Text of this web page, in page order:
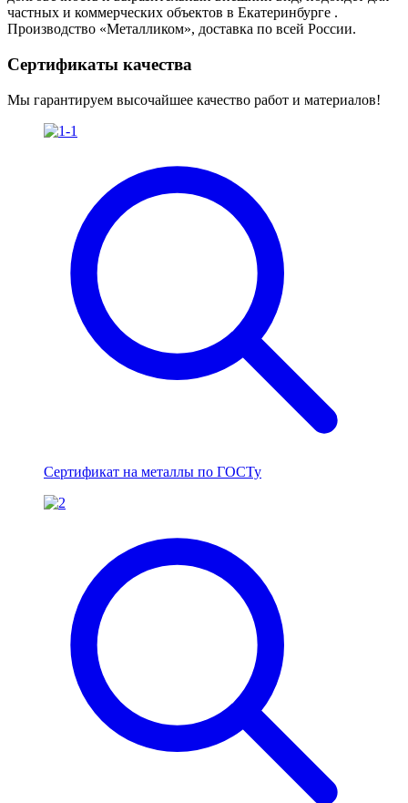
частных и коммерческих объектов в Екатеринбурге .
Производство «Металликом», доставка по всей России.
Сертификаты качества
Мы гарантируем высочайшее качество работ и материалов!
Сертификат на металлы по ГОСТу